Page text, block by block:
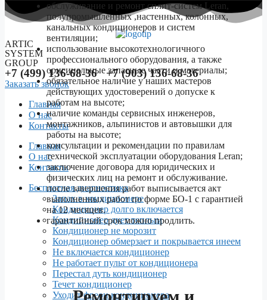
ARTIC
SYSTEM
GROUP
+7 (499) 136-68-36 +7 (903) 136-68-36
Заказать звонок
Главная
О нас
Контакты
Menu
Главная
О нас
Контакты
Бесплатная диагностика
Запах в кондиционере
Кондиционер долго включается
Кондиционер дует теплым
Кондиционер не морозит
Кондиционер обмерзает и покрывается инеем
Не включается кондиционер
Не работает пульт от кондиционера
Перестал дуть кондиционер
Течет кондиционер
Уходит фреон кондиционера
обслуживание и ремонт сплит-систем Leran,
полупромышленных ,настенных, колонных,
канальных кондиционеров и систем
вентиляции;
использование высокотехнологичного
профессионального оборудования, а также
оригинальные запасные части и материалы;
обязательное наличие у наших мастеров
действующих удостоверений о допуске к
работам на высоте;
наличие команды сервисных инженеров,
монтажников, альпинистов и автовышки для
работы на высоте;
консультации и рекомендации по правилам
технической эксплуатации оборудования Leran;
заключение договора для юридических и
физических лиц на ремонт и обслуживание.
после завершения работ выписывается акт
выполненных работ по форме БО-1 с гарантией
на 12 месяцев.
гарантийный срок можно продлить.